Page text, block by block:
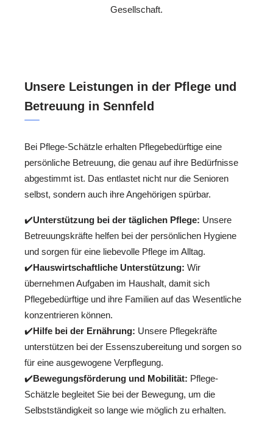
Gesellschaft.
Unsere Leistungen in der Pflege und
Betreuung in Sennfeld
Bei Pflege-Schätzle erhalten Pflegebedürftige eine
persönliche Betreuung, die genau auf ihre Bedürfnisse
abgestimmt ist. Das entlastet nicht nur die Senioren
selbst, sondern auch ihre Angehörigen spürbar.
✔️Unterstützung bei der täglichen Pflege: Unsere
Betreuungskräfte helfen bei der persönlichen Hygiene
und sorgen für eine liebevolle Pflege im Alltag.
✔️Hauswirtschaftliche Unterstützung: Wir
übernehmen Aufgaben im Haushalt, damit sich
Pflegebedürftige und ihre Familien auf das Wesentliche
konzentrieren können.
✔️Hilfe bei der Ernährung: Unsere Pflegekräfte
unterstützen bei der Essenszubereitung und sorgen so
für eine ausgewogene Verpflegung.
✔️Bewegungsförderung und Mobilität: Pflege-
Schätzle begleitet Sie bei der Bewegung, um die
Selbstständigkeit so lange wie möglich zu erhalten.